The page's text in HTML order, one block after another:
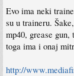
Evo ima neki
su u traineru.
mp40, grease
toga ima i onaj
http://